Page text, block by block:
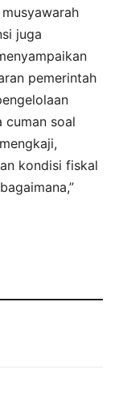
juga
pemerintah
cuman soal
kondisi fiskal